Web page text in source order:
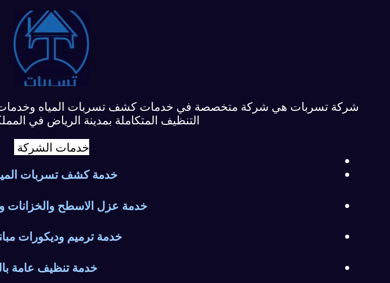
شركة تسربات هي شركة متخصصة في خدمات كشف تسربات المياه وخدمات
التنظيف المتكاملة بمدينة الرياض في
خدمات الشركة
خدمة كشف تسربات
خدمة عزل الاسطح والخزانات
خدمة ترميم وديكورات
خدمة تنظيف عامة